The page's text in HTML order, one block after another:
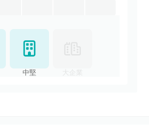
中堅 大企業